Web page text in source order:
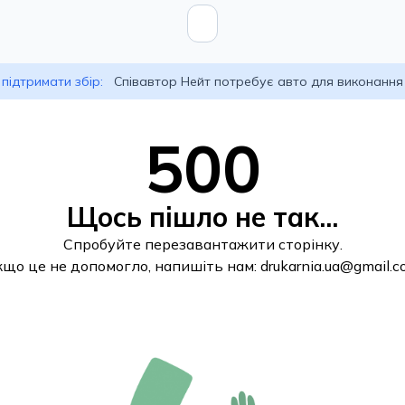
збір: Співавтор Нейт потребує авто для
500
Щось пішло не так...
Спробуйте перезавантажити сторінку.
це не допомогло, напишіть нам: